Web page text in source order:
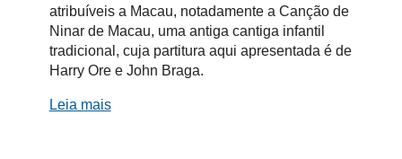
atribuíveis a Macau, notadamente a Canção de
Ninar de Macau, uma antiga cantiga infantil
tradicional, cuja partitura aqui apresentada é de
Harry Ore e John Braga.
Leia mais